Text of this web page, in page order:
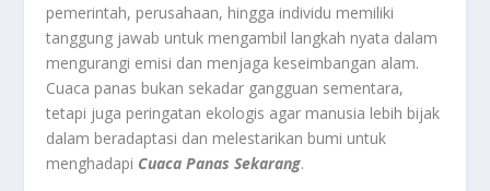
pemerintah, perusahaan, hingga individu memiliki
tanggung jawab untuk mengambil langkah nyata dalam
mengurangi emisi dan menjaga keseimbangan alam.
Cuaca panas bukan sekadar gangguan sementara,
tetapi juga peringatan ekologis agar manusia lebih bijak
dalam beradaptasi dan melestarikan bumi untuk
menghadapi Cuaca Panas Sekarang.